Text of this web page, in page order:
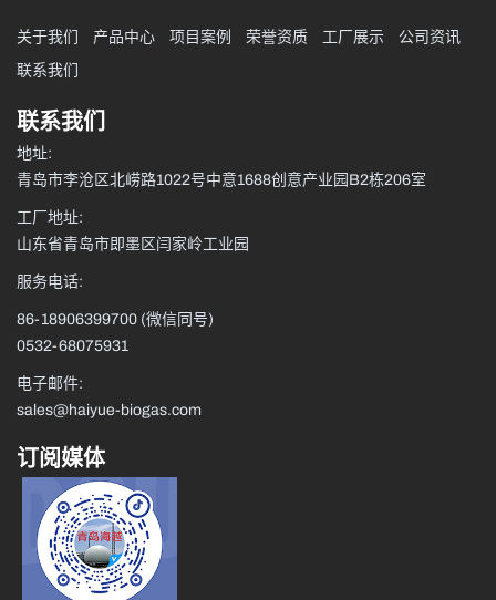
关于我们
产品中心 项目案例 荣誉资质 工厂展示
公司资讯
联系我们
联系我们
地址:
青岛市李沧区北崂路1022号中意1688创意产业园B2栋206室
工厂地址:
山东省青岛市即墨区闫家岭工业园
服务电话:
86-18906399700(微信同号)
0532-68075931
电子邮件:
sales@haiyue-biogas.com
订阅媒体